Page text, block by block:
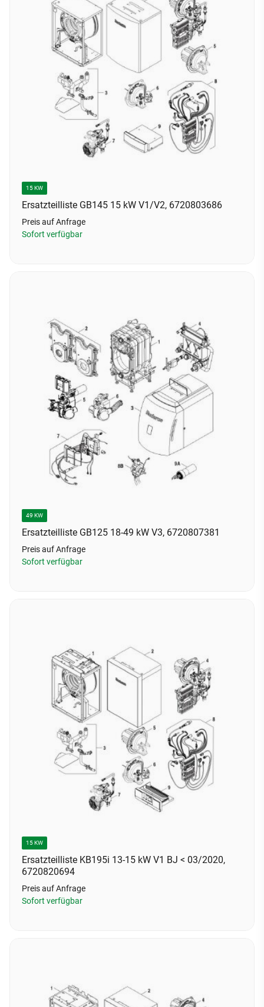
15 KW
Ersatzteilliste GB145 15 kW V1/V2, 6720803686
Preis auf Anfrage
Sofort verfügbar
49 KW
Ersatzteilliste GB125 18-49 kW V3, 6720807381
Preis auf Anfrage
Sofort verfügbar
15 KW
Ersatzteilliste KB195i 13-15 kW V1 BJ < 03/2020,
6720820694
Preis auf Anfrage
Sofort verfügbar